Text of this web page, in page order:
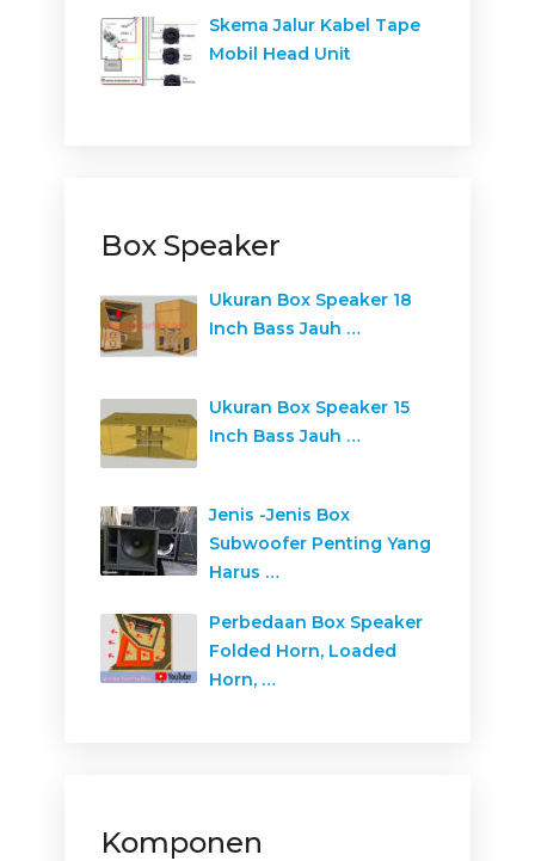
Skema Jalur Kabel Tape
Mobil Head Unit
Box Speaker
Ukuran Box Speaker 18
Inch Bass Jauh …
Ukuran Box Speaker 15
Inch Bass Jauh …
Jenis -Jenis Box
Subwoofer Penting Yang
Harus …
Perbedaan Box Speaker
Folded Horn, Loaded
Horn, …
Komponen